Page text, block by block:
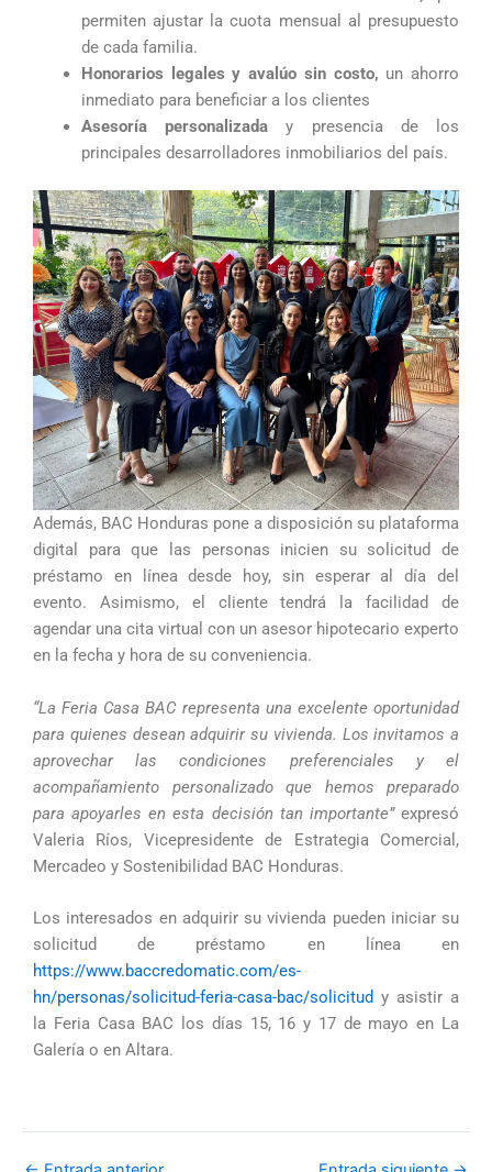
permiten ajustar la cuota mensual al presupuesto
de cada familia.
Honorarios legales y avalúo sin costo, un ahorro
inmediato para beneficiar a los clientes
Asesoría personalizaday presencia de los
principales desarrolladores inmobiliarios del país.
Además, BAC Honduras pone a disposición su plataforma
digital para que las personas inicien su solicitud de
préstamo en línea desde hoy, sin esperar al día del
evento. Asimismo, el cliente tendrá la facilidad de
agendar una cita virtual con un asesor hipotecario experto
en la fecha y hora de su conveniencia.
“La Feria Casa BAC representa una excelente oportunidad
para quienes desean adquirir su vivienda. Los invitamos a
aprovechar las condiciones preferenciales y el
acompañamiento personalizado que hemos preparado
para apoyarles en esta decisión tan importante” expresó
Valeria Ríos, Vicepresidente de Estrategia Comercial,
Mercadeo y Sostenibilidad BAC Honduras.
Los interesados en adquirir su vivienda pueden iniciar su
solicitud de préstamo en línea en
https://www.baccredomatic.com/es-
hn/personas/solicitud-feria-casa-bac/solicitud y asistir a
la Feria Casa BAC los días 15, 16 y 17 de mayo en La
Galería o en Altara.